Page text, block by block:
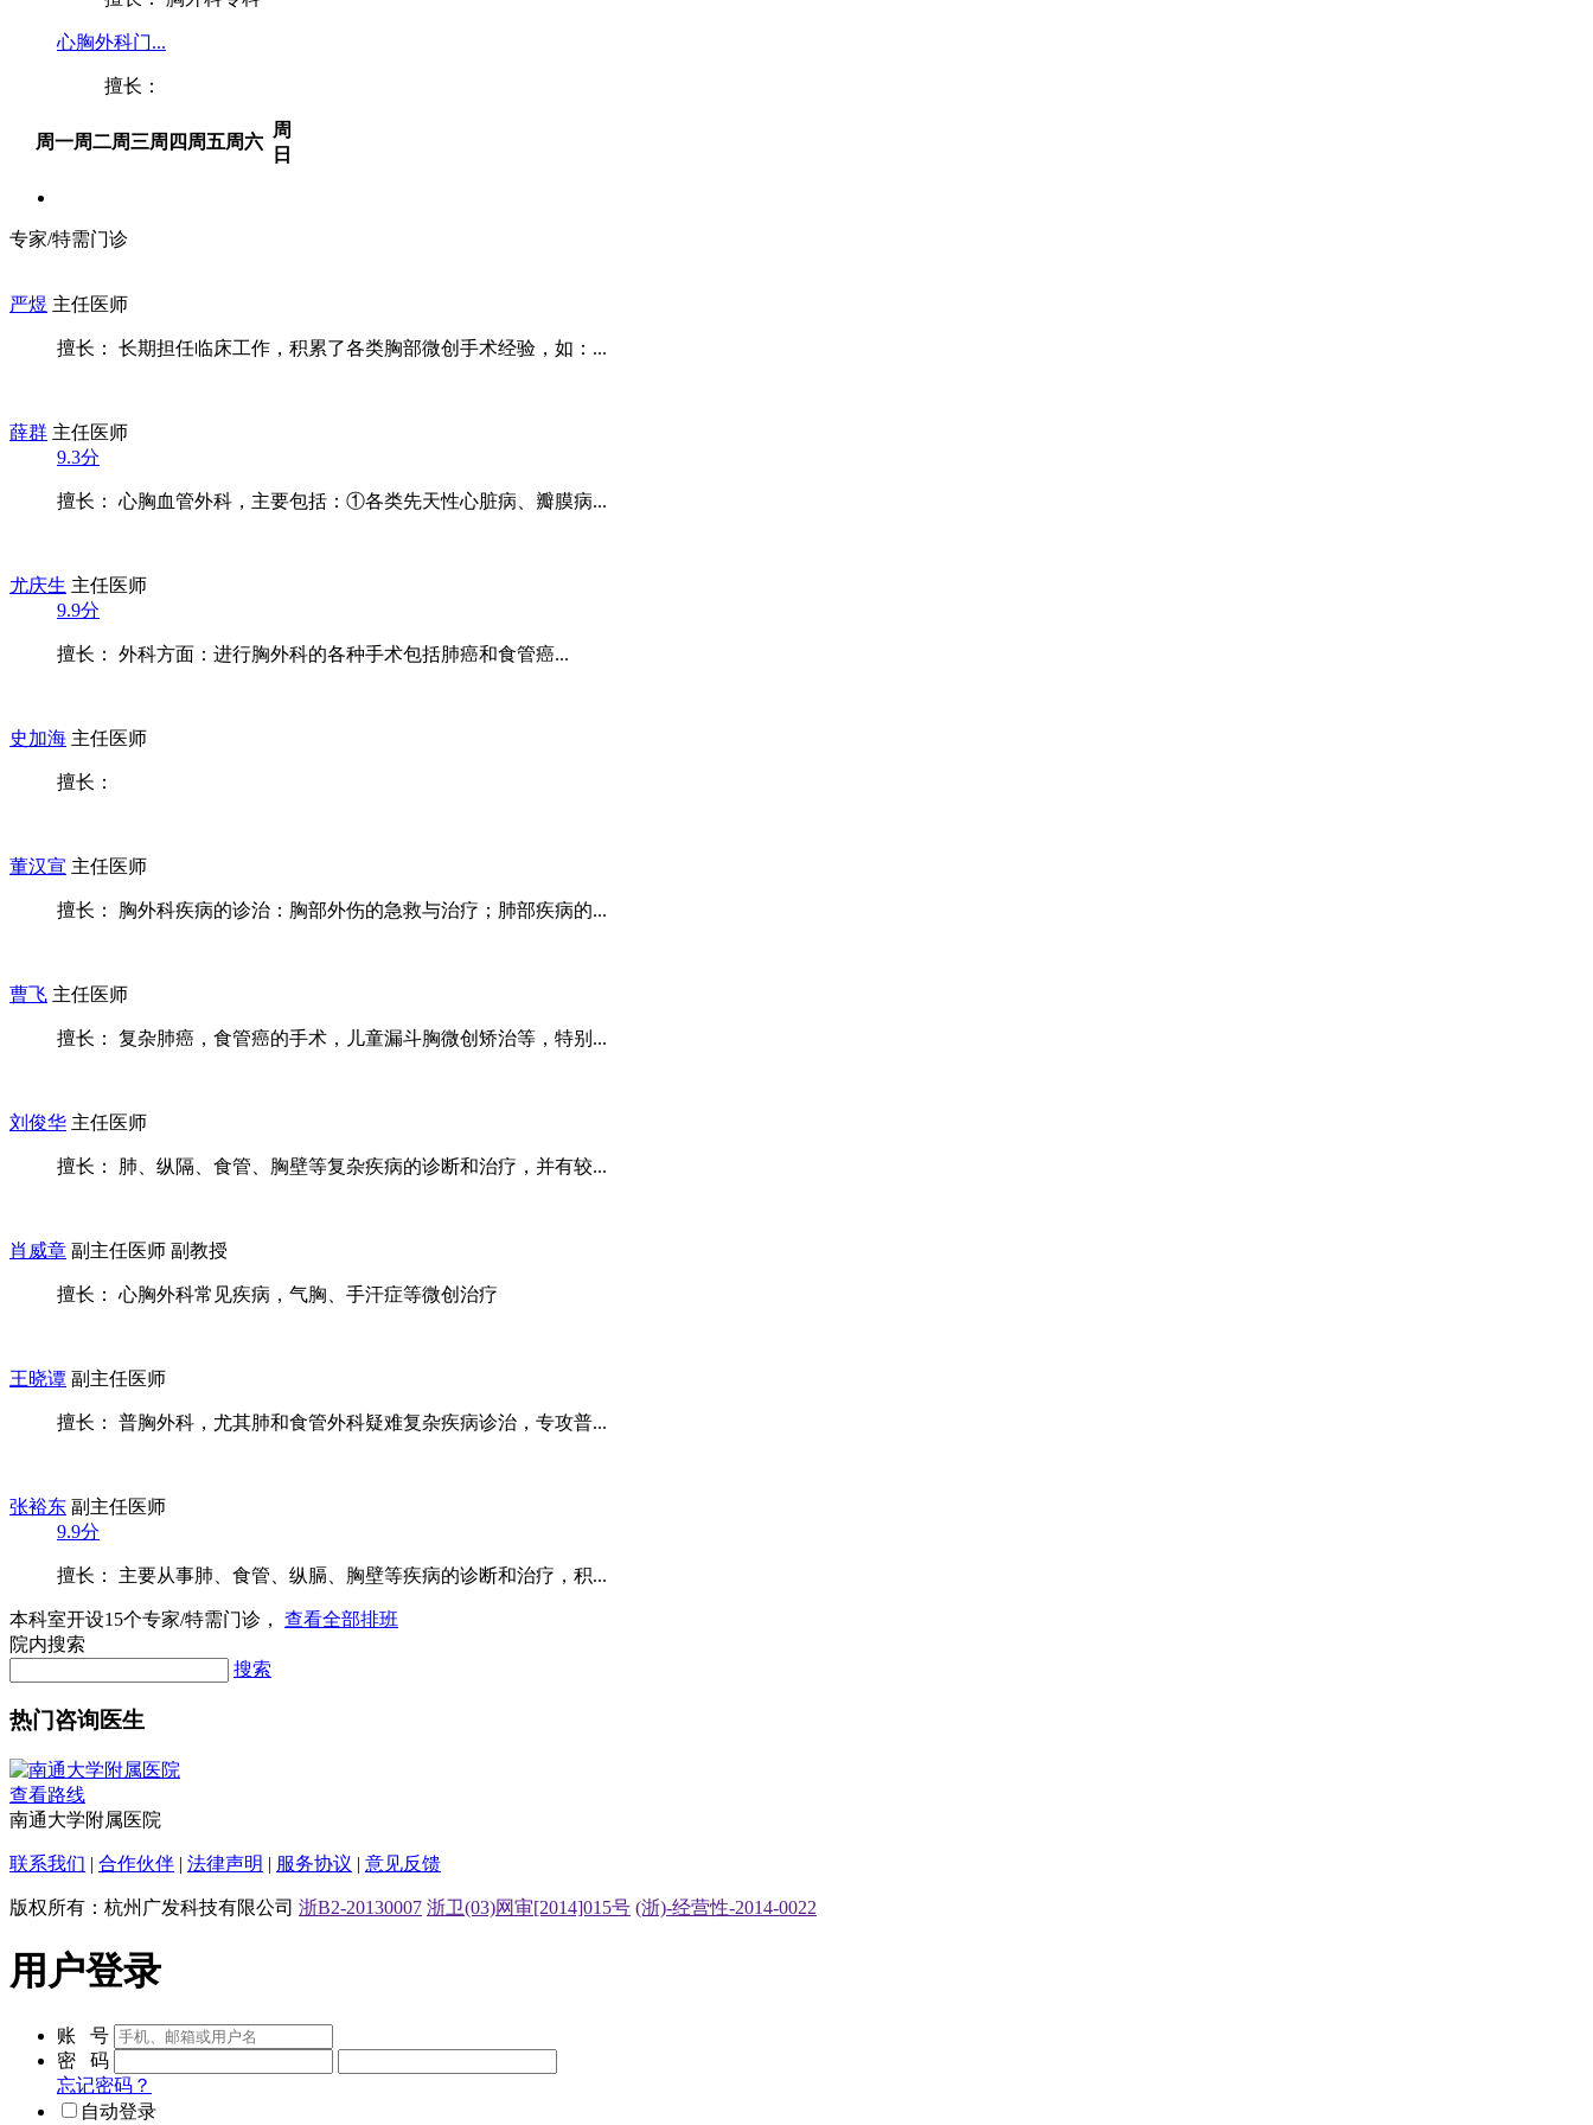
心胸外科门...
擅长：
周一周二周三周四 周五周六
周
日
专家/特需门诊
严煜 主任医师
擅长： 长期担任临床工作，积累了各类胸部微创手术经验，如：...
薛群 主任医师
9.3分
擅长： 心胸血管外科，主要包括：①各类先天性心脏病、瓣膜病...
尤庆生 主任医师
9.9分
擅长： 外科方面：进行胸外科的各种手术包括肺癌和食管癌...
史加海 主任医师
擅长：
董汉宣 主任医师
擅长： 胸外科疾病的诊治：胸部外伤的急救与治疗；肺部疾病的...
曹飞 主任医师
擅长： 复杂肺癌，食管癌的手术，儿童漏斗胸微创矫治等，特别...
刘俊华 主任医师
擅长： 肺、纵隔、食管、胸壁等复杂疾病的诊断和治疗，并有较...
肖威章 副主任医师 副教授
擅长： 心胸外科常见疾病，气胸、手汗症等微创治疗
王晓谭 副主任医师
擅长： 普胸外科，尤其肺和食管外科疑难复杂疾病诊治，专攻普...
张裕东 副主任医师
9.9分
擅长： 主要从事肺、食管、纵膈、胸壁等疾病的诊断和治疗，积...
本科室开设15个专家/特需门诊， 查看全部排班
院内搜索
搜索
热门咨询医生
查看路线
南通大学附属医院
联系我们 | 合作伙伴 | 法律声明 | 服务协议 | 意见反馈
版权所有：杭州广发科技有限公司 浙B2-20130007 浙卫(03)网审[2014]015号 (浙)-经营性-2014-0022
用户登录
账 号
密 码
忘记密码？
自动登录